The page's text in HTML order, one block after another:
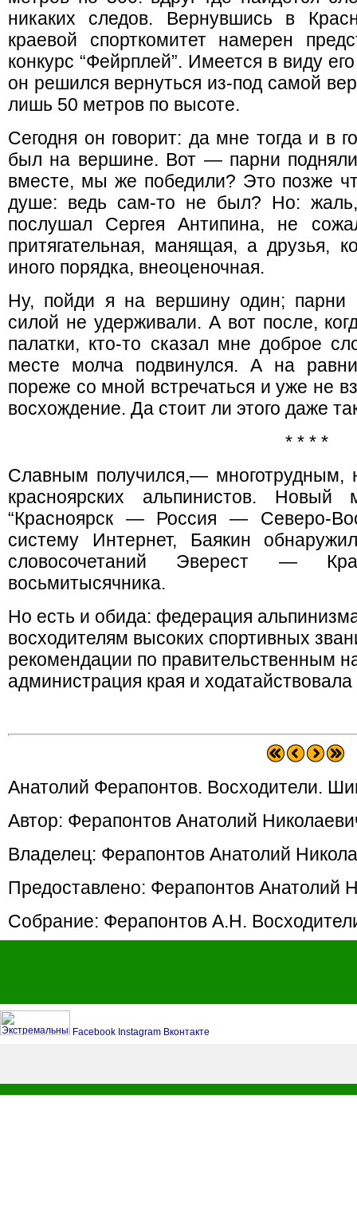
никаких следов. Вернувшись в
краевой спорткомитет намерен
конкурс “Фейрплей”. Имеется в виду
он решился вернуться из-под самой
лишь 50 метров по высоте.
Сегодня он говорит: да мне тогда и в
был на вершине. Вот — парни
вместе, мы же победили? Это позже
душе: ведь сам-то не был? Но:
послушал Сергея Антипина, не
притягательная, манящая, а друзья,
иного порядка, внеоценочная.
Ну, пойди я на вершину один; парни
силой не удерживали. А вот после,
палатки, кто-то сказал мне доброе
месте молча подвинулся. А на
пореже со мной встречаться и уже не
восхождение. Да стоит ли этого даже
* * * *
Славным получился,—
красноярских альпинистов.
“Красноярск — Россия — Северо-
систему Интернет, Баякин
словосочетаний Эверест —
восьмитысячника.
Но есть и обида: федерация
восходителям высоких спортивных
рекомендации по правительственным
администрация края и
Анатолий Ферапонтов. Восходители.
Автор: Ферапонтов Анатолий
Владелец: Ферапонтов Анатолий
Предоставлено: Ферапонтов Анатолий
Собрание: Ферапонтов А.Н.
Facebook Instagram Вконтакте